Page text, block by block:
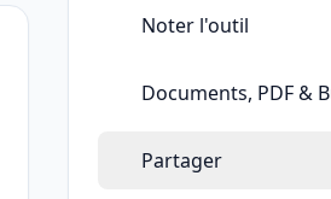
Noter l'outil
Documents, PDF &
Partager